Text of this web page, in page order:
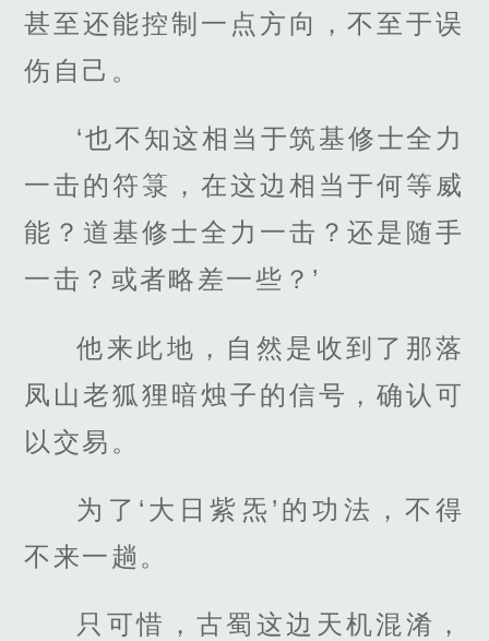
甚至还能控制一点方向，不至于误
伤自己。
‘也不知这相当于筑基修士全力
一击的符箓，在这边相当于何等威
能？道基修士全力一击？还是随手
一击？或者略差一些？’
他来此地，自然是收到了那落
凤山老狐狸暗烛子的信号，确认可
以交易。
为了‘大日紫炁’的功法，不得
不来一趟。
只可惜，古蜀这边天机混淆，